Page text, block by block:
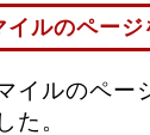
ルのページ
イルのペー
た。